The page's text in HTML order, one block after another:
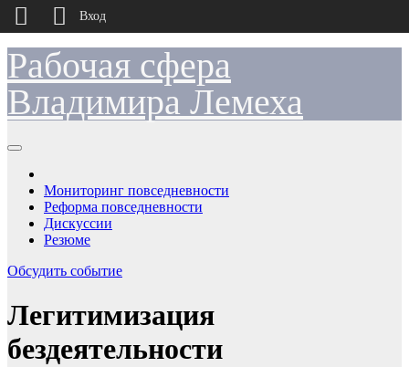
Перейти
содержимому
Рабочая сфера
Владимира Лемеха
Мониторинг повседневности
Реформа повседневности
Дискуссии
Резюме
Обсудить событие
Легитимизация
бездеятельности
Вход